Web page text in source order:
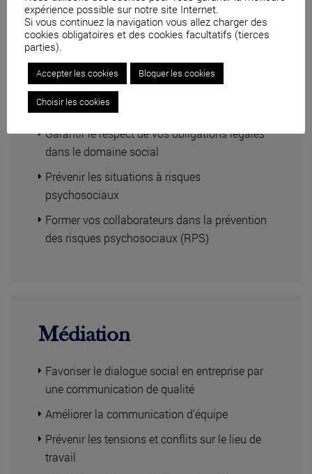
Droit social
Garantir le respect de vos obligations légales
dans le domaine social
Prévenir les situations à risques
psychosociaux
Former vos collaborateurs dans la prévention
des risques psychosociaux (RPS)
Médiation
Favoriser le dialogue social en entreprise par
une communication de qualité
Améliorer la communication d’équipe
Prévenir les tensions et conflits sur le lieu de
travail
expérience possible sur notre site Internet.
Si vous continuez la navigation vous allez charger des
cookies obligatoires et des cookies facultatifs (tierces
parties).
Accepter les cookies Bloquer les cookies
Choisir les cookies